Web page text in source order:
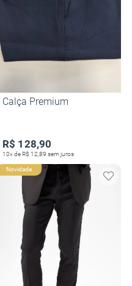
Calça Premium
R$ 128,90
10x de R$ 12,89 sem juros
Novidade